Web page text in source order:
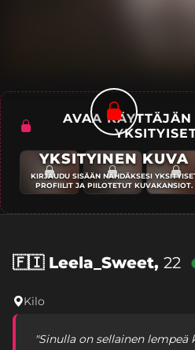
YKSITYINEN KUVA
KIRJAUDU SISÄÄN NÄHDÄKSESI
PROFIILIT JA PIILOTETUT KUVAKANSIOT.
AVAA
🇫🇮Leela_Sweet, 22
Kilo
"Sinulla on sellainen lempeä